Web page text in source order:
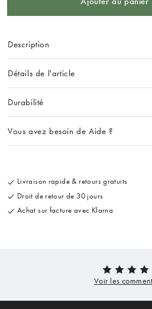
Description
Détails de l'article
Durabilité
Vous avez besoin de Aide ?
Livraison rapide & retours gratuits
Droit de retour de 30 jours
Achat sur facture avec Klarna